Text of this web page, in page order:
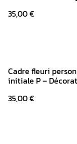
papillons pailletés
35,00 €
Cadre fleuri
initiale P –
35,00 €